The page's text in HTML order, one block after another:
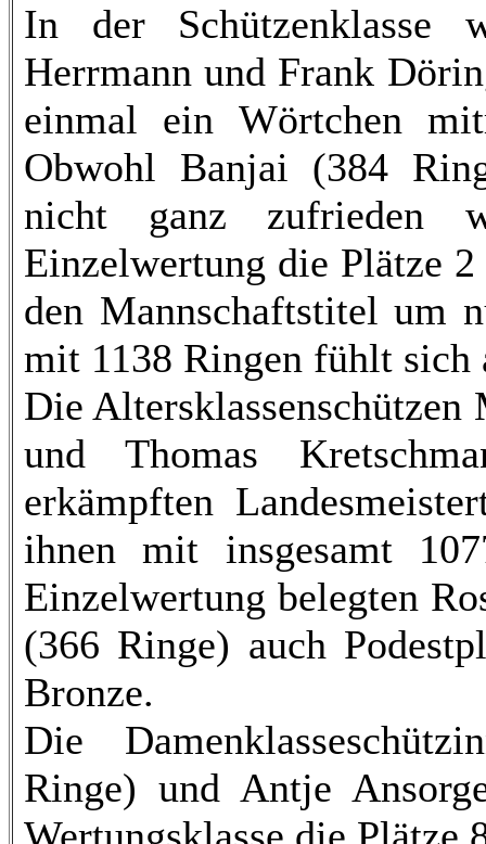
In der Schützenklasse
Herrmann und Frank
einmal ein Wörtchen
Obwohl Banjai (384
nicht ganz zufrieden
Einzelwertung die Plätze
den Mannschaftstitel um
mit 1138 Ringen fühlt sich
Die
und Thomas
erkämpften
ihnen mit insgesamt
Einzelwertung belegten
(366 Ringe) auch
Bronze.
Die
Ringe) und Antje